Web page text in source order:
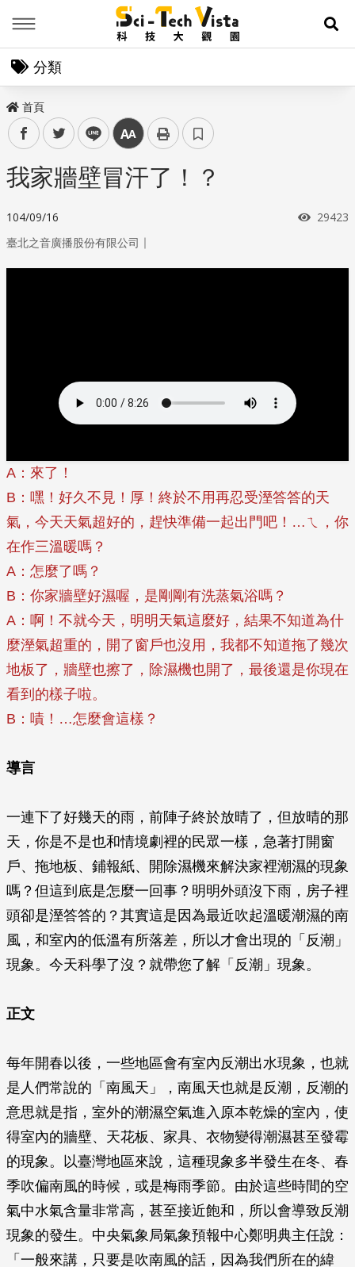
展
分類
首頁
facebooktwitter line 中
我家牆壁冒汗了！？
104/09/16 瀏覽次
29423
臺北之音廣播股份有限公司 ｜
A：來了！
B：嘿！好久不見！厚！終於不用再忍受溼答答的天
氣，今天天氣超好的，趕快準備一起出門吧！…ㄟ，你
在作三溫暖嗎？
A：怎麼了嗎？
B：你家牆壁好濕喔，是剛剛有洗蒸氣浴嗎？
A：啊！不就今天，明明天氣這麼好，結果不知道為什
麼溼氣超重的，開了窗戶也沒用，我都不知道拖了幾次
地板了，牆壁也擦了，除濕機也開了，最後還是你現在
看到的樣子啦。
B：嘖！…怎麼會這樣？
導言
一連下了好幾天的雨，前陣子終於放晴了，但放晴的那
天，你是不是也和情境劇裡的民眾一樣，急著打開窗
戶、拖地板、鋪報紙、開除濕機來解決家裡潮濕的現象
嗎？但這到底是怎麼一回事？明明外頭沒下雨，房子裡
頭卻是溼答答的？其實這是因為最近吹起溫暖潮濕的南
風，和室內的低溫有所落差，所以才會出現的「反潮」
現象。今天科學了沒？就帶您了解「反潮」現象。
正文
每年開春以後，一些地區會有室內反潮出水現象，也就
是人們常說的「南風天」，南風天也就是反潮，反潮的
意思就是指，室外的潮濕空氣進入原本乾燥的室內，使
得室內的牆壁、天花板、家具、衣物變得潮濕甚至發霉
的現象。以臺灣地區來說，這種現象多半發生在冬、春
季吹偏南風的時候，或是梅雨季節。由於這些時間的空
氣中水氣含量非常高，甚至接近飽和，所以會導致反潮
現象的發生。中央氣象局氣象預報中心鄭明典主任說：
「一般來講，只要是吹南風的話，因為我們所在的緯